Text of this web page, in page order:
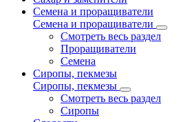
Семена и проращиватели
Семена и проращиватели
Смотреть весь раздел
Проращиватели
Семена
Сиропы, пекмезы
Сиропы, пекмезы
Смотреть весь раздел
Сиропы